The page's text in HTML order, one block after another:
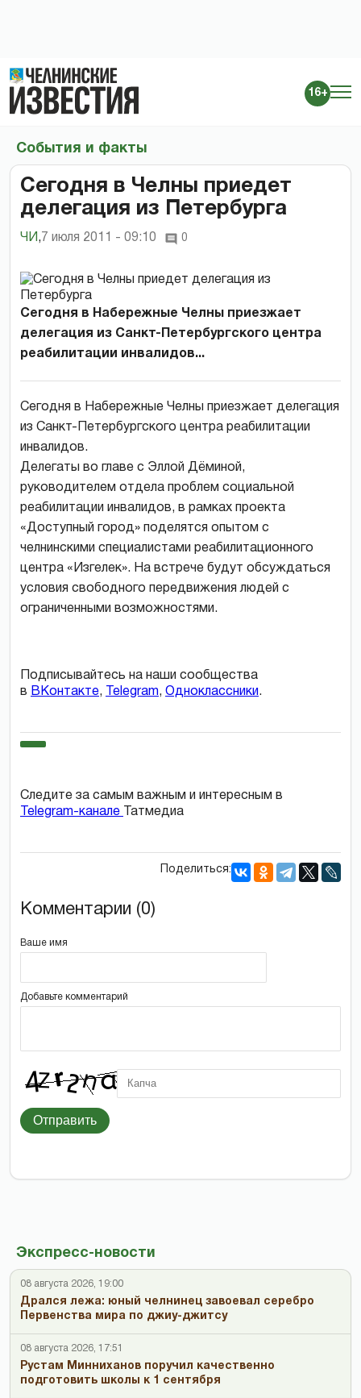
16+
Экспресс-новости
08 августа 2026, 19:00
Дрался лежа: юный челнинец завоевал серебро
Первенства мира по джиу-джитсу
08 августа 2026, 17:51
Рустам Минниханов поручил качественно
подготовить школы к 1 сентября
События и факты
Сегодня в Челны приедет
делегация из Петербурга
ЧИ , 7 июля 2011 - 09:10 0
Сегодня в Набережные Челны приезжает
делегация из Санкт-Петербургского центра
реабилитации инвалидов...
Сегодня в Набережные Челны приезжает делегация
из Санкт-Петербургского центра реабилитации
инвалидов.
Делегаты во главе с Эллой Дёминой,
руководителем отдела проблем социальной
реабилитации инвалидов, в рамках проекта
«Доступный город» поделятся опытом с
челнинскими специалистами реабилитационного
центра «Изгелек». На встрече будут обсуждаться
условия свободного передвижения людей с
ограниченными возможностями.
Подписывайтесь на наши сообщества
в ВКонтакте, Telegram, Одноклассники.
Следите за самым важным и интересным в
Telegram-канале
Татмедиа
Поделиться:
Комментарии (0)
Ваше имя
Добавьте комментарий
Отправить